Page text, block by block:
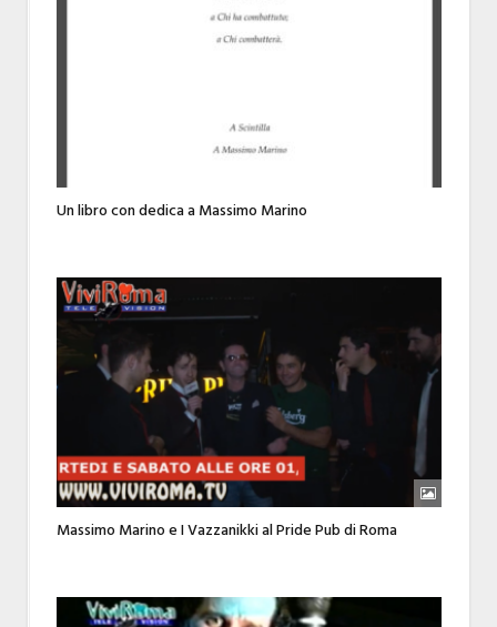
Un libro con dedica a Massimo Marino
Massimo Marino e I Vazzanikki al Pride Pub di Roma